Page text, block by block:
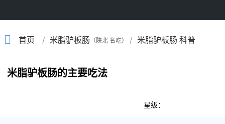
首页 / 米脂驴板肠 （陕北 名吃） / 米脂驴板肠 科普
米脂驴板肠的主要吃法
星级：